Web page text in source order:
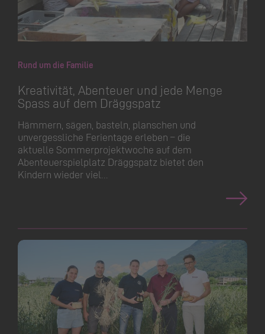
Rund um die Familie
Kreativität, Abenteuer und jede Menge
Spass auf dem Dräggspatz
Hämmern, sägen, basteln, planschen und
unvergessliche Ferientage erleben – die
aktuelle Sommerpro­jektwoche auf dem
Abenteuer­spielplatz Dräggspatz bietet den
Kindern wieder viel…